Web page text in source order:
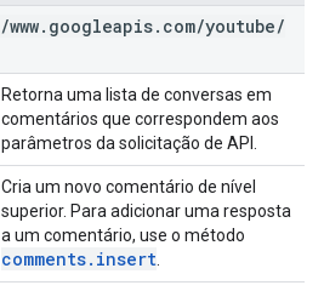
/www. googleapis. com/youtube/
Retorna uma lista de conversas em
comentários que correspondem aos
parâmetros da solicitação de API.
Cria um novo comentário de nível
superior. Para adicionar uma resposta
a um comentário, use o método
comments. insert